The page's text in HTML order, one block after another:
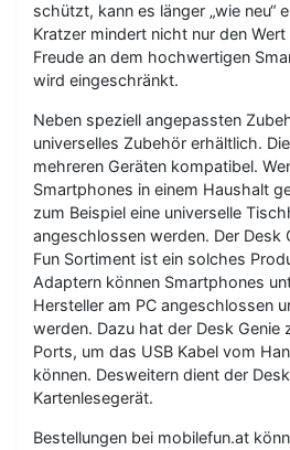
schützt, kann es länger „wie neu“
Kratzer mindert nicht nur den
Freude an dem hochwertigen
wird eingeschränkt.
Neben speziell angepassten
universelles Zubehör erhältlich.
mehreren Geräten kompatibel.
Smartphones in einem Haushalt
zum Beispiel eine universelle
angeschlossen werden. Der Desk
Fun Sortiment ist ein solches
Adaptern können Smartphones
Hersteller am PC angeschlossen
werden. Dazu hat der Desk Genie
Ports, um das USB Kabel vom
können. Desweitern dient der
Kartenlesegerät.
Bestellungen bei mobilefun.at